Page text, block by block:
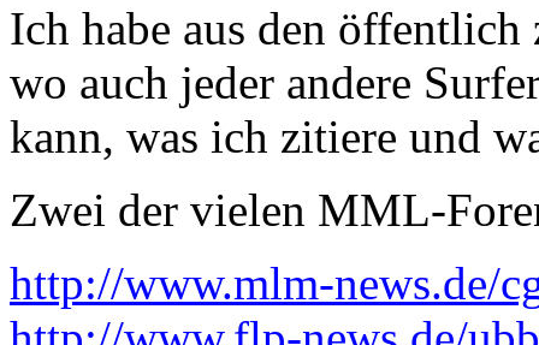
Ich habe aus den
wo auch jeder andere
kann, was ich zitiere und
Zwei der vielen MML-
http://www.mlm-news.de/